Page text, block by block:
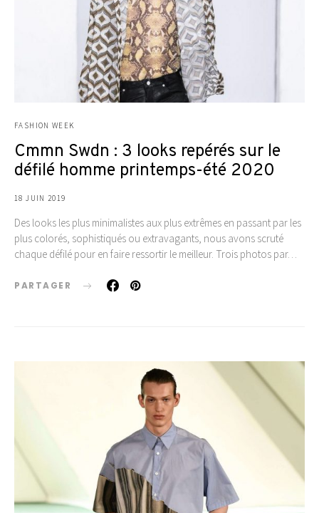
FASHION WEEK
Cmmn Swdn : 3 looks repérés sur le
défilé homme printemps-été 2020
18 JUIN 2019
Des looks les plus minimalistes aux plus extrêmes en passant par les
plus colorés, sophistiqués ou extravagants, nous avons scruté
chaque défilé pour en faire ressortir le meilleur. Trois photos par…
PARTAGER